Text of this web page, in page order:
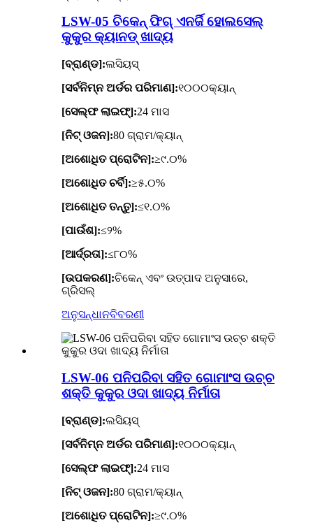
LSW-05 ଚିକେନ୍ ଫିଗ୍ ଏନର୍ଜି ହୋଲସେଲ୍
କୁକୁର କ୍ୟାନଡ୍ ଖାଦ୍ୟ
[ବ୍ରାଣ୍ଡ]:ଲସିୟସ୍
[ସର୍ବନିମ୍ନ ଅର୍ଡର ପରିମାଣ]:୧୦୦୦କ୍ୟାନ୍
[ସେଲ୍ଫ ଲାଇଫ୍]:24 ମାସ
[ନିଟ୍ ଓଜନ]:80 ଗ୍ରାମ/କ୍ୟାନ୍
[ଅଶୋଧିତ ପ୍ରୋଟିନ]:≥୯.୦%
[ଅଶୋଧିତ ଚର୍ବି]:≥୫.୦%
[ଅଶୋଧିତ ତନ୍ତୁ]:≤୧.୦%
[ପାଉଁଶ]:≤୨%
[ଆର୍ଦ୍ରତା]:≤୮୦%
[ଉପକରଣ]:ଚିକେନ୍ ଏବଂ ଉତ୍ପାଦ ଅନୁସାରେ,
ଗ୍ରିସଲ୍
ଅନୁସନ୍ଧାନବିବରଣୀ
LSW-06 ପନିପରିବା ସହିତ ଗୋମାଂସ ଉଚ୍ଚ
ଶକ୍ତି କୁକୁର ଓଦା ଖାଦ୍ୟ ନିର୍ମାତା
[ବ୍ରାଣ୍ଡ]:ଲସିୟସ୍
[ସର୍ବନିମ୍ନ ଅର୍ଡର ପରିମାଣ]:୧୦୦୦କ୍ୟାନ୍
[ସେଲ୍ଫ ଲାଇଫ୍]:24 ମାସ
[ନିଟ୍ ଓଜନ]:80 ଗ୍ରାମ/କ୍ୟାନ୍
[ଅଶୋଧିତ ପ୍ରୋଟିନ]:≥୯.୦%